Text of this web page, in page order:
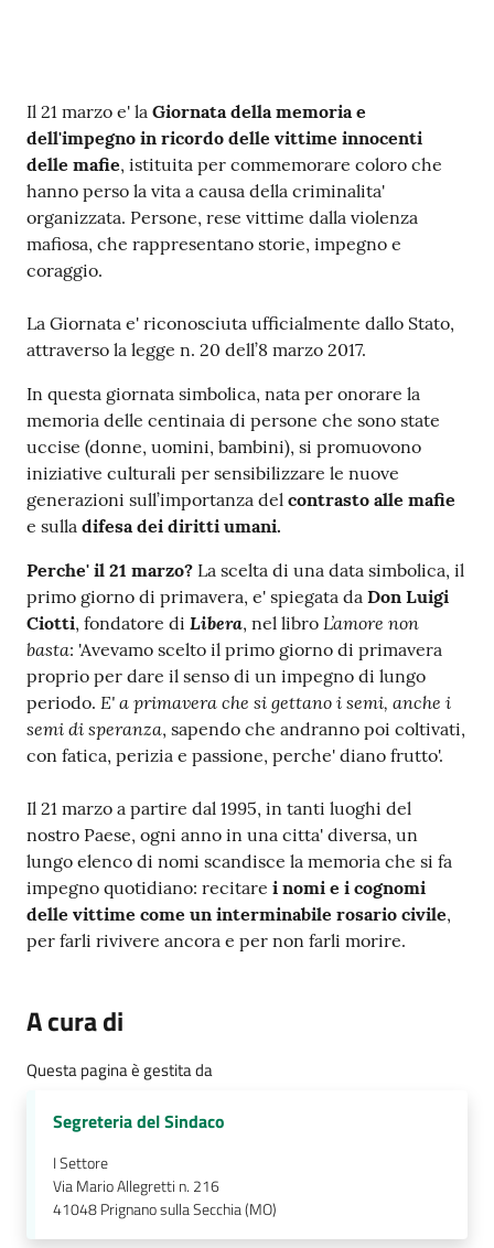
Street
Art
Tutti
gli
Contenuto
Il 21 marzo e' la Giornata della memoria e
dell'impegno in ricordo delle vittime innocenti
delle mafie, istituita per commemorare coloro che
hanno perso la vita a causa della criminalita'
organizzata. Persone, rese vittime dalla violenza
mafiosa, che rappresentano storie, impegno e
coraggio.
La Giornata e' riconosciuta ufficialmente dallo Stato,
attraverso la legge n. 20 dell’8 marzo 2017.
In questa giornata simbolica, nata per onorare la
memoria delle centinaia di persone che sono state
uccise (donne, uomini, bambini), si promuovono
iniziative culturali per sensibilizzare le nuove
generazioni sull’importanza del contrasto alle mafie
e sulla difesa dei diritti umani.
Perche' il 21 marzo? La scelta di una data simbolica, il
primo giorno di primavera, e' spiegata da Don Luigi
Ciotti, fondatore di Libera, nel libro L’amore non
basta: 'Avevamo scelto il primo giorno di primavera
proprio per dare il senso di un impegno di lungo
periodo. E' a primavera che si gettano i semi, anche i
semi di speranza, sapendo che andranno poi coltivati,
con fatica, perizia e passione, perche' diano frutto'.
Il 21 marzo a partire dal 1995, in tanti luoghi del
nostro Paese, ogni anno in una citta' diversa, un
lungo elenco di nomi scandisce la memoria che si fa
impegno quotidiano: recitare i nomi e i cognomi
delle vittime come un interminabile rosario civile,
per farli rivivere ancora e per non farli morire.
A cura di
Questa pagina è gestita da
Segreteria del Sindaco
I Settore
Via Mario Allegretti n. 216
41048Prignano sulla Secchia (MO)